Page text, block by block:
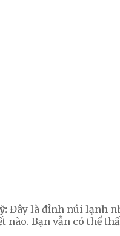
Đây là đỉnh núi lạnh
nào. Bạn vẫn có thể